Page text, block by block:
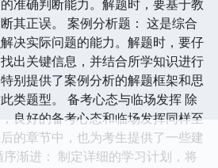
准确判断能力。解题时，要基于教
其正误。 案例分析题： 这是综合
决实际问题的能力。解题时，要仔
出关键信息，并结合所学知识进行
别提供了案例分析的解题框架和思
类题型。 备考心态与临场发挥 除
良好的备考心态和临场发挥同样至
的章节中，也为考生提供了一些建
渐进： 制定详细的学习计划，将